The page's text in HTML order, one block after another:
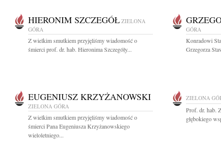
HIERONIM SZCZEGÓŁ ZIELONA
GÓRA
Z wielkim smutkiem przyjęliśmy wiadomość o
śmierci prof. dr. hab. Hieronima Szczegóły...
GÓRA
Konradowi
Grzegorza
EUGENIUSZ KRZYŻANOWSKI
ZIELONA GÓRA
Z wielkim smutkiem przyjęliśmy wiadomość o
śmierci Pana Eugeniusza Krzyżanowskiego
wieloletniego...
ZIELONA
Prof. dr. hab.
głębokiego